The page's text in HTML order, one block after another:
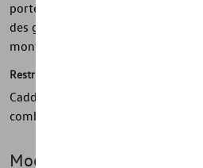
porte - Réduisent les
des gravillons - 1 jeu = 2 pièces,
montage inclus
Restrictions
Caddy 4 Maxi (A5) Uniquement à
combinaison : 0E2, A8B, A8C, A8G,
Modèle(s)